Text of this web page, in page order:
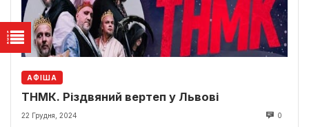
АФІША
ТНМК. Різдвяний вертеп у Львові
22 Грудня, 2024 0